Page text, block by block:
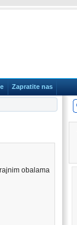
Zapratite nas
obalama